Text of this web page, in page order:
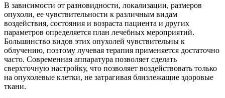
В зависимости от разновидности, локализации, размеров
опухоли, ее чувствительности к различным видам
воздействия, состояния и возраста пациента и других
параметров определяется план лечебных мероприятий.
Большинство видов этих опухолей чувствительны к
облучению, поэтому лучевая терапия применяется достаточно
часто. Современная аппаратура позволяет сделать
сверхточную настройку, что позволяет воздействовать только
на опухолевые клетки, не затрагивая близлежащие здоровые
ткани.